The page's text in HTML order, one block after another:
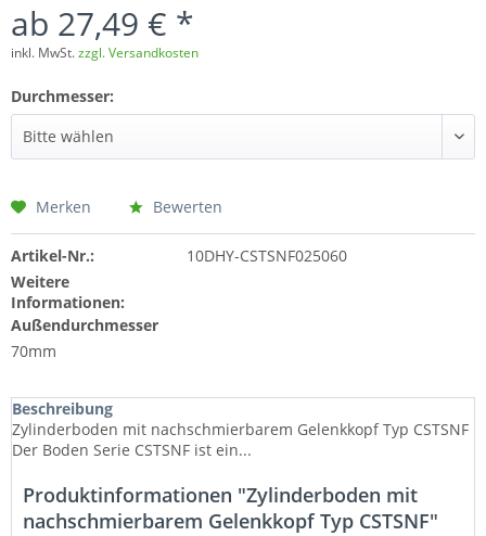
ab 27,49 € *
inkl. MwSt.zzgl. Versandkosten
Durchmesser:
Merken Bewerten
Artikel-Nr.:
10DHY-CSTSNF025060
Weitere
Informationen:
Außendurchmesser
70mm
Beschreibung
Zylinderboden mit nachschmierbarem Gelenkkopf Typ CSTSNF
Der Boden Serie CSTSNF ist ein...
Produktinformationen "Zylinderboden mit
nachschmierbarem Gelenkkopf Typ CSTSNF"